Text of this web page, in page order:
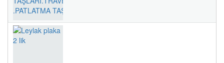
#8742 -Didim Mermer
1 TL
DENİZLİ KUVARSİT KAYRAK TAŞLARI.TRAVERTEN
.PATLATMA TAŞLAR.